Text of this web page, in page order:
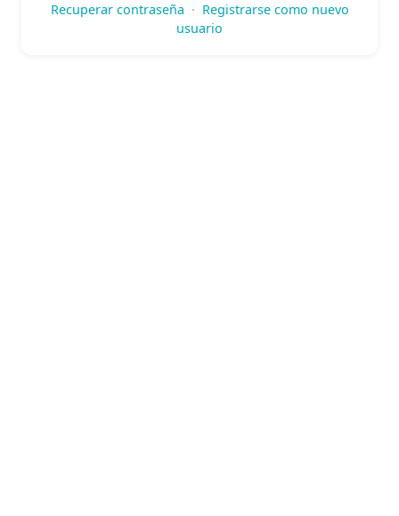
Recuperar contraseña · Registrarse como nuevo
usuario